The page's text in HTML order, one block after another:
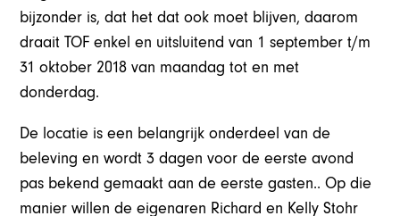
bijzonder is, dat het dat ook moet blijven, daarom
draait TOF enkel en uitsluitend van 1 september t/m
31 oktober 2018 van maandag tot en met
donderdag.
De locatie is een belangrijk onderdeel van de
beleving en wordt 3 dagen voor de eerste avond
pas bekend gemaakt aan de eerste gasten.. Op die
manier willen de eigenaren Richard en Kelly Stohr